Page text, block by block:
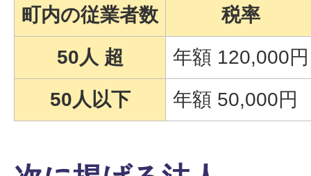
町内の従業者数
税率
50人 超
年額 120,000円
50人以下
年額 50,000円